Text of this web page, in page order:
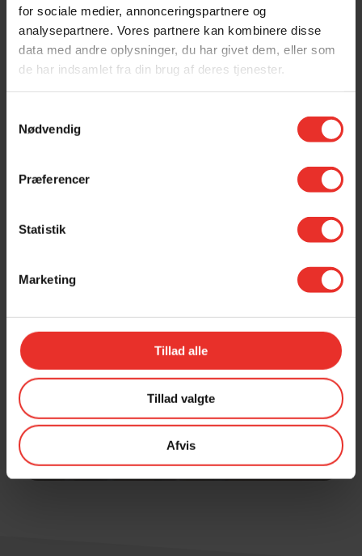
for sociale medier, annonceringspartnere og
analysepartnere. Vores partnere kan kombinere disse
data med andre oplysninger, du har givet dem, eller som
de har indsamlet fra din brug af deres tjenester.
Nødvendig
Præferencer
Statistik
Marketing
Tillad alle
Tillad valgte
Afvis
Se den skønne film nedenfor og hør, hvordan to
forældrepar har oplevet begejstring, glæde, tillid,
savn og taknemmelighed ved at have deres børn på
SINE